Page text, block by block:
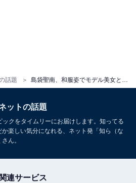
話題
ットの話題
クをタイムリーにお届けします。知ってる
楽しい気分になれる、ネット発「知ら（な
ん。
関連サービス